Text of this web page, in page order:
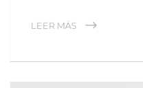
LEER MÁS